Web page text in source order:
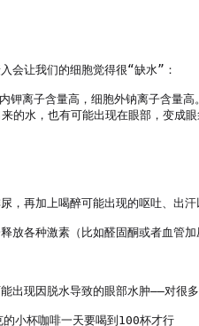
会让我们的细胞觉得很“缺水”：
离子含量高，细胞外钠离子含量
的水，也有可能出现在眼部，变成眼
，再加上喝醉可能出现的呕吐、出汗
放各种激素（比如醛固酮或者血管
能出现因脱水导致的眼部水肿——对
小杯咖啡一天要喝到100杯才行